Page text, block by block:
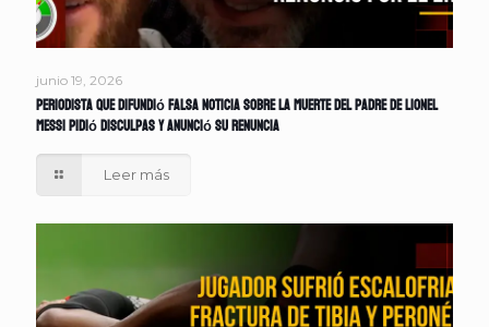
junio 19, 2026
Periodista que difundió falsa noticia sobre la muerte del padre de Lionel
Messi pidió disculpas y anunció su renuncia
Leer más